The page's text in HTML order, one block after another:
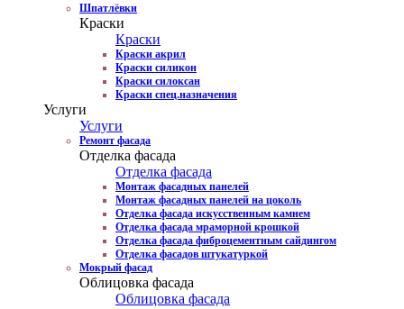
Шпатлёвки
Краски
Краски
Краски акрил
Краски силикон
Краски силоксан
Краски спец.назначения
Услуги
Услуги
Ремонт фасада
Отделка фасада
Отделка фасада
Монтаж фасадных панелей
Монтаж фасадных панелей на цоколь
Отделка фасада искусственным камнем
Отделка фасада мраморной крошкой
Отделка фасада фиброцементным сайдингом
Отделка фасадов штукатуркой
Мокрый фасад
Облицовка фасада
Облицовка фасада